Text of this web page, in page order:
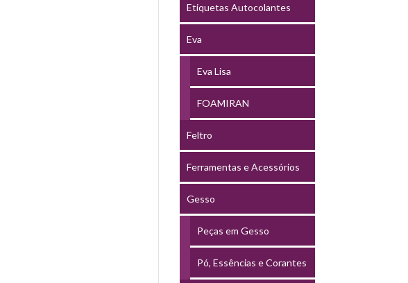
Etiquetas Autocolantes
Eva
Eva Lisa
FOAMIRAN
Feltro
Ferramentas e Acessórios
Gesso
Peças em Gesso
Pó, Essências e Corantes